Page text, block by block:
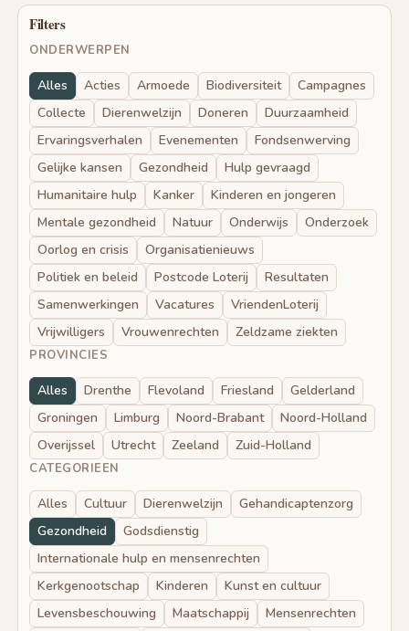
Filters
ONDERWERPEN
Alles Acties Armoede Biodiversiteit
Campagnes
Collecte
Dierenwelzijn Doneren
Duurzaamheid
Ervaringsverhalen
Evenementen
Fondsenwerving
Gelijke kansen
Gezondheid
Hulp gevraagd
Humanitaire hulp
Kanker
Kinderen en jongeren
Mentale gezondheid
Natuur Onderwijs
Onderzoek
Oorlog en crisis
Organisatienieuws
Politiek en beleid
Postcode Loterij
Resultaten
Samenwerkingen
Vacatures
VriendenLoterij
Vrijwilligers
Vrouwenrechten Zeldzame ziekten
PROVINCIES
Alles Drenthe Flevoland Friesland
Gelderland
Groningen
Limburg Noord-Brabant
Noord-Holland
Overijssel
Utrecht Zeeland Zuid-Holland
CATEGORIEEN
Alles Cultuur Dierenwelzijn
Gehandicaptenzorg
Gezondheid
Godsdienstig
Internationale hulp en mensenrechten
Kerkgenootschap
Kinderen
Kunst en cultuur
Levensbeschouwing
Maatschappij
Mensenrechten